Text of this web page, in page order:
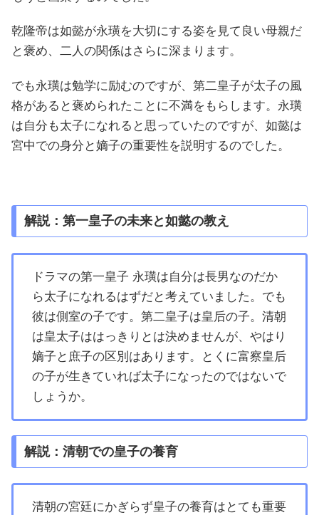
乾隆帝は如懿が永璜を大切にする姿を見て良い母親だ
と褒め、二人の関係はさらに深まります。
でも永璜は勉学に励むのですが、第二皇子が太子の風
格があると褒められたことに不満をもらします。永璜
は自分も太子になれると思っていたのですが、如懿は
宮中での身分と嫡子の重要性を説明するのでした。
解説：第一皇子の未来と如懿の教え
ドラマの第一皇子 永璜は自分は長男なのだか
ら太子になれるはずだと考えていました。でも
彼は側室の子です。第二皇子は皇后の子。清朝
は皇太子ははっきりとは決めませんが、やはり
嫡子と庶子の区別はあります。とくに富察皇后
の子が生きていれば太子になったのではないで
しょうか。
解説：清朝での皇子の養育
清朝の宮廷にかぎらず皇子の養育はとても重要